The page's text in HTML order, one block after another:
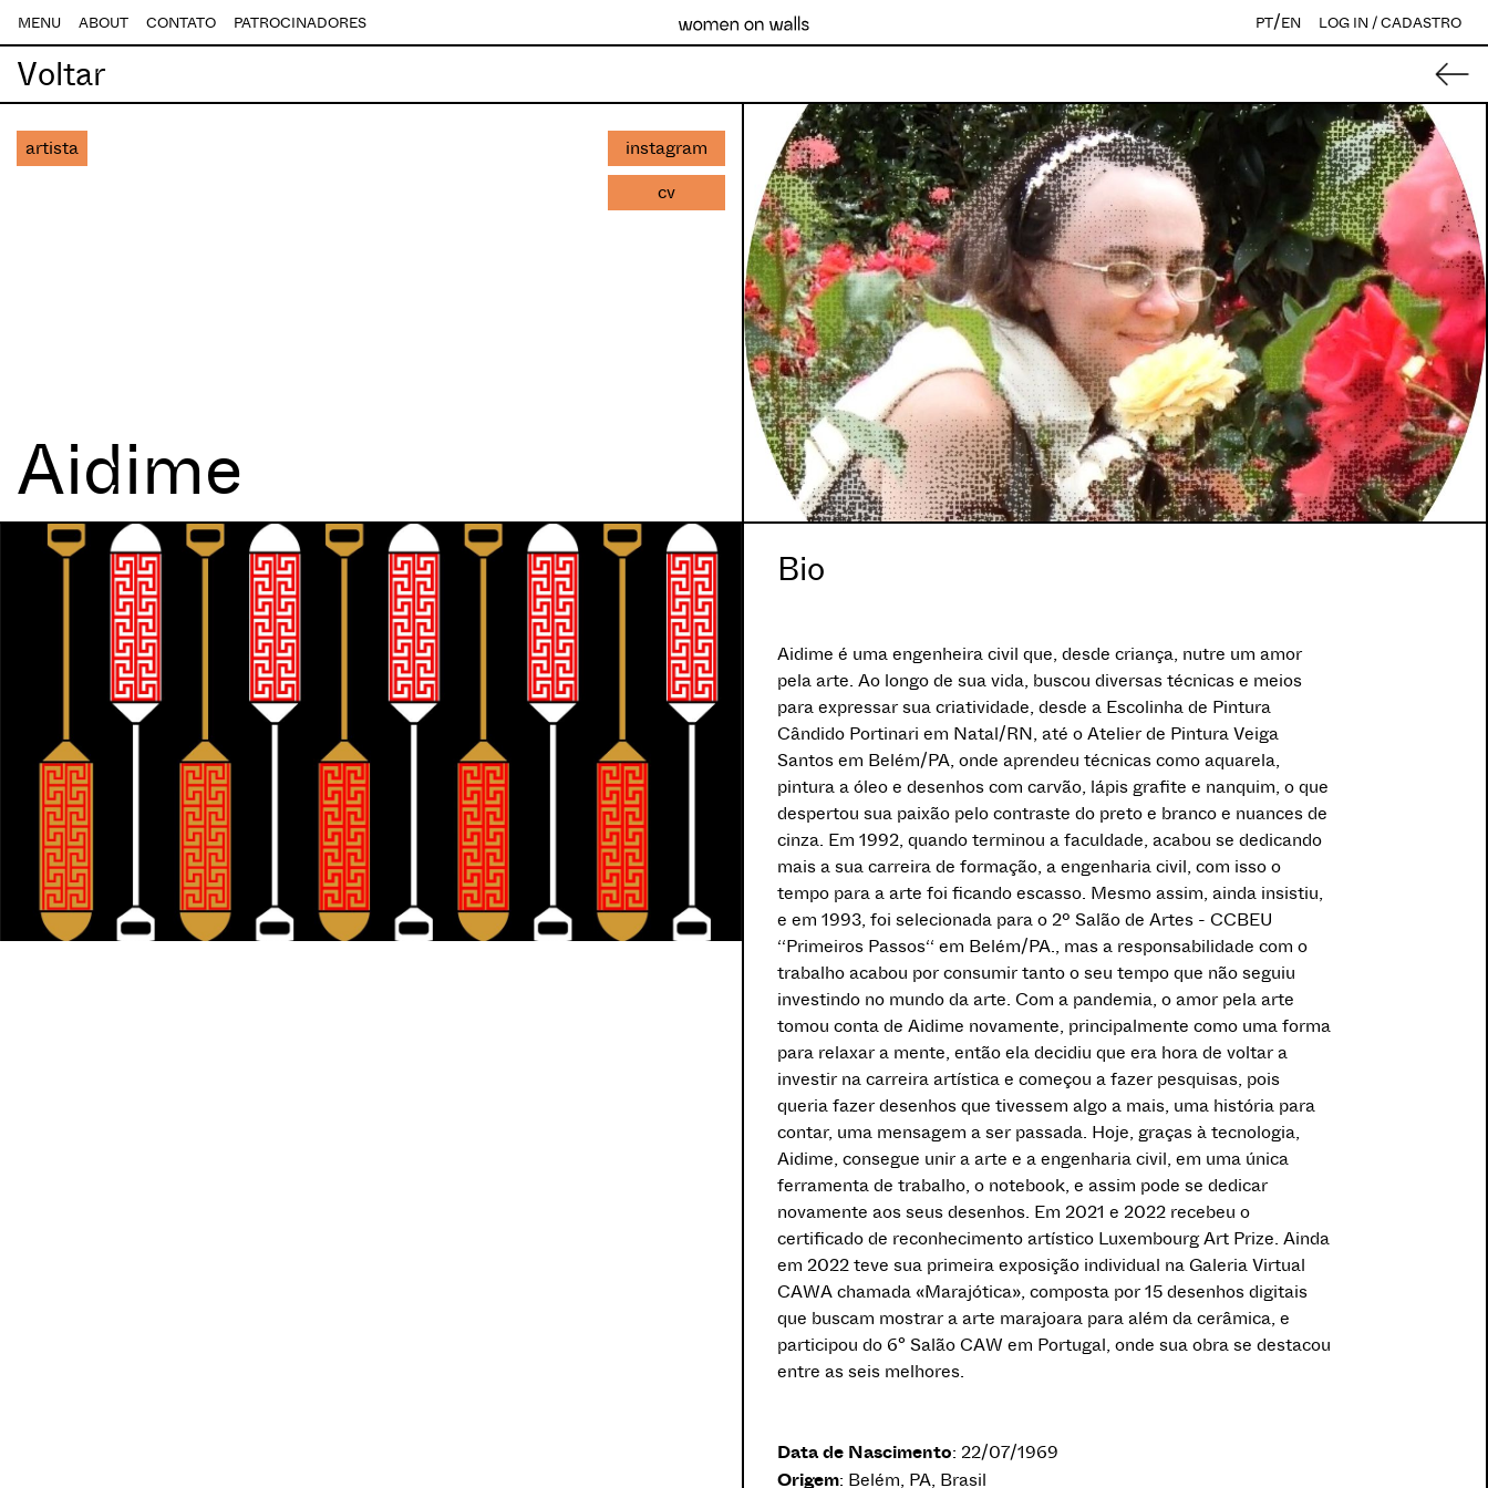
MENU ABOUT CONTATO PATROCINADORES PT/EN LOG IN / CADASTRO
Voltar
artista
instagram
cv
Aidime
Bio
Aidime é uma engenheira civil que, desde criança, nutre um amor
pela arte. Ao longo de sua vida, buscou diversas técnicas e meios
para expressar sua criatividade, desde a Escolinha de Pintura
Cândido Portinari em Natal/RN, até o Atelier de Pintura Veiga
Santos em Belém/PA, onde aprendeu técnicas como aquarela,
pintura a óleo e desenhos com carvão, lápis grafite e nanquim, o que
despertou sua paixão pelo contraste do preto e branco e nuances de
cinza. Em 1992, quando terminou a faculdade, acabou se dedicando
mais a sua carreira de formação, a engenharia civil, com isso o
tempo para a arte foi ficando escasso. Mesmo assim, ainda insistiu,
e em 1993, foi selecionada para o 2º Salão de Artes - CCBEU
‘‘Primeiros Passos‘‘ em Belém/PA., mas a responsabilidade com o
trabalho acabou por consumir tanto o seu tempo que não seguiu
investindo no mundo da arte. Com a pandemia, o amor pela arte
tomou conta de Aidime novamente, principalmente como uma forma
para relaxar a mente, então ela decidiu que era hora de voltar a
investir na carreira artística e começou a fazer pesquisas, pois
queria fazer desenhos que tivessem algo a mais, uma história para
contar, uma mensagem a ser passada. Hoje, graças à tecnologia,
Aidime, consegue unir a arte e a engenharia civil, em uma única
ferramenta de trabalho, o notebook, e assim pode se dedicar
novamente aos seus desenhos. Em 2021 e 2022 recebeu o
certificado de reconhecimento artístico Luxembourg Art Prize. Ainda
em 2022 teve sua primeira exposição individual na Galeria Virtual
CAWA chamada «Marajótica», composta por 15 desenhos digitais
que buscam mostrar a arte marajoara para além da cerâmica, e
participou do 6° Salão CAW em Portugal, onde sua obra se destacou
entre as seis melhores.
Data de Nascimento: 22/07/1969
Origem: Belém, PA, Brasil